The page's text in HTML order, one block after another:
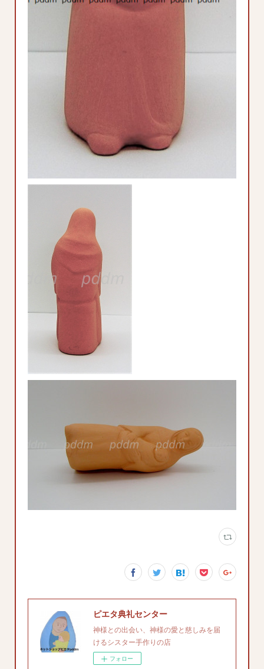
ピエタ典礼センター
神様との出会い、神様の愛と慈しみを届
けるシスター手作りの店
フォロー